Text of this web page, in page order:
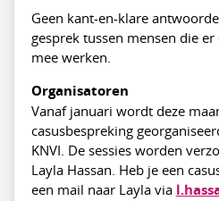
Geen kant-en-klare
gesprek tussen mensen die
mee werken.
Organisatoren
Vanaf januari wordt deze
casusbespreking
KNVI. De sessies worden
Layla Hassan. Heb je een
een mail naar Layla via